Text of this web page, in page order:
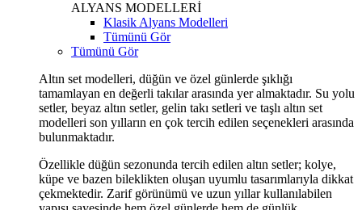
ALYANS MODELLERİ
Klasik Alyans Modelleri
Tümünü Gör
Tümünü Gör
Altın set modelleri, düğün ve özel günlerde şıklığı
tamamlayan en değerli takılar arasında yer almaktadır. Su yolu
setler, beyaz altın setler, gelin takı setleri ve taşlı altın set
modelleri son yılların en çok tercih edilen seçenekleri arasında
bulunmaktadır.
Özellikle düğün sezonunda tercih edilen altın setler; kolye,
küpe ve bazen bileklikten oluşan uyumlu tasarımlarıyla dikkat
çekmektedir. Zarif görünümü ve uzun yıllar kullanılabilen